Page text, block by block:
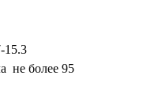
15.3
не более 95